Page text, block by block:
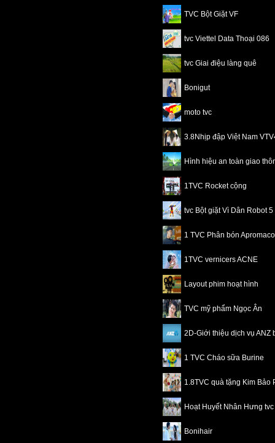
TVC Bột Giặt VF
tvc Viettel Data Thoại 086
tvc Giai điệu làng quê
Bonigut
moto tvc
3.8Nhịp đập Việt Nam
Hình hiệu an toàn giao
1TVC Rocket cộng
tvc Bột giặt Vì Dân Robot 5
1 TVC Phân bón Apromaco
1TVC vernicers ACNE
Layout phim hoạt hình
TVC mỹ phẩm Ngọc Ân
2D-Giới thiệu dịch vụ ANZ
1 TVC Cháo sữa Burine
1.8TVC quà tặng Kim Bảo
Hoạt Huyết Nhân Hưng tvc
Bonihair